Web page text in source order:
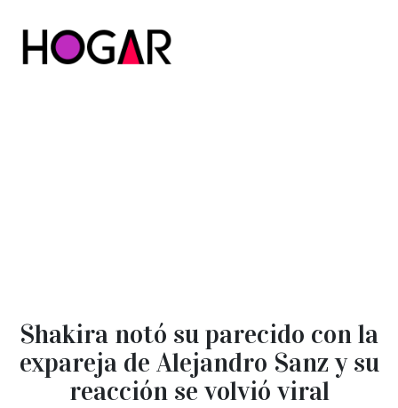
Shakira notó su parecido con la
expareja de Alejandro Sanz y su
reacción se volvió viral